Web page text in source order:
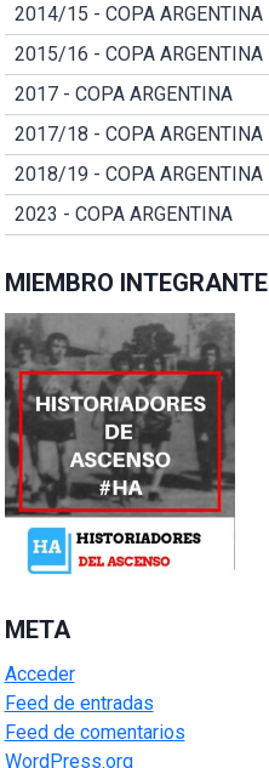
2014/15 - COPA ARGENTINA
2015/16 - COPA ARGENTINA
2017 - COPA ARGENTINA
2017/18 - COPA ARGENTINA
2018/19 - COPA ARGENTINA
2023 - COPA ARGENTINA
MIEMBRO INTEGRANTE
META
Acceder
Feed de entradas
Feed de comentarios
WordPress.org